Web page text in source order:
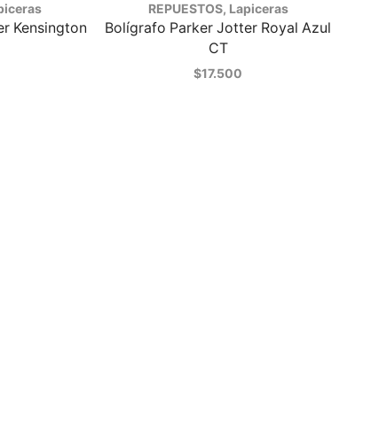
Kensington
REPUESTOS, Lapiceras
Bolígrafo Parker Jotter Royal Azul
CT
$17.500